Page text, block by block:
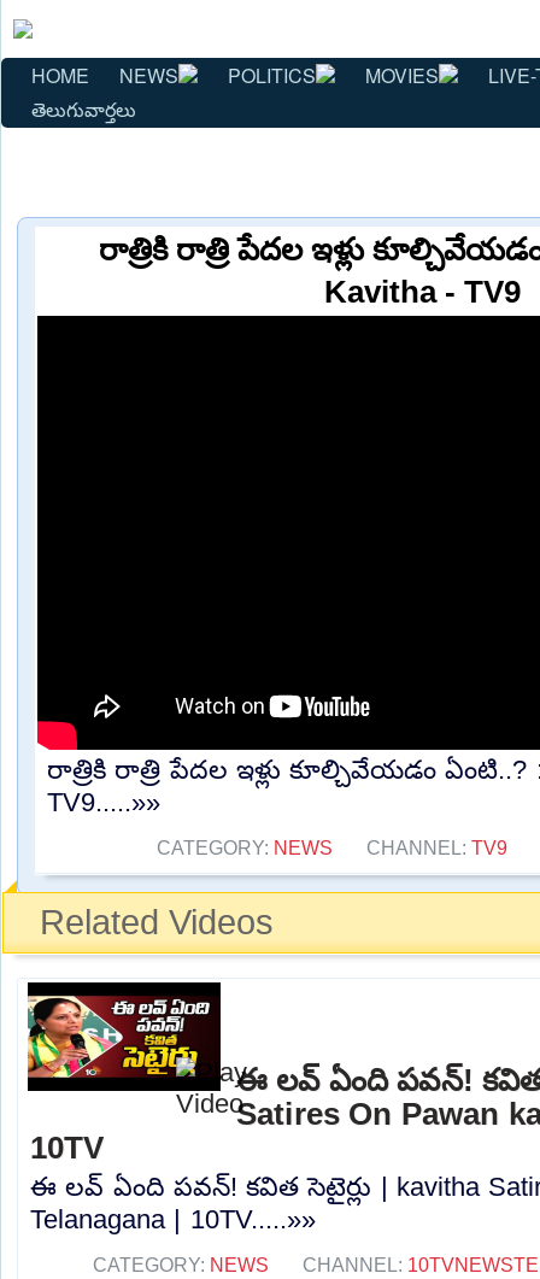
HOME NEWS POLITICS MOVIES
తెలుగువార్తలు
రాత్రికి రాత్రి పేదల ఇళ్లు
Kavitha - TV9
రాత్రికి రాత్రి పేదల ఇళ్లు కూల్చివేయడం ఏంటి..?
TV9.....»»
CATEGORY: NEWS CHANNEL: TV9
Related Videos
ఈ లవ్ ఏంది పవన్! కవిత
Satires On Pawan
10TV
ఈ లవ్ ఏంది పవన్! కవిత సెటైర్లు | kavitha
Telanagana | 10TV.....»»
CATEGORY: NEWS CHANNEL: